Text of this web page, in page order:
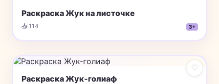
Раскраска Жук на листочке
📥 114 3+
♡
Раскраска Жук-голиаф